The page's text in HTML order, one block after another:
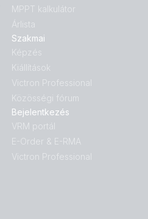
MPPT kalkulátor
Árlista
Szakmai
Képzés
Kiállítások
Victron Professional
Közösségi fórum
Bejelentkezés
VRM portál
E-Order & E-RMA
Victron Professional